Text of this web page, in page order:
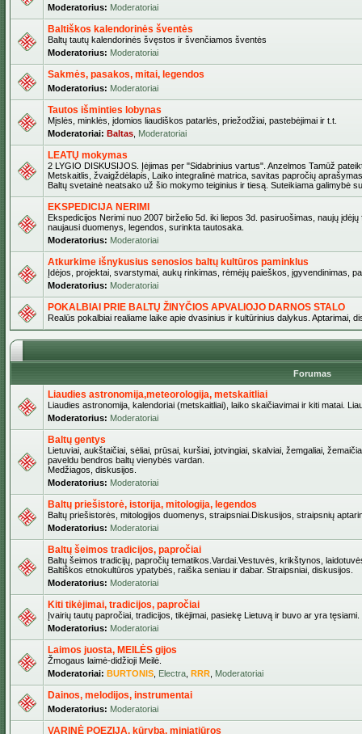
Moderatorius: Moderatoriai
Baltiškos kalendorinės šventės
Baltų tautų kalendorinės švęstos ir švenčiamos šventės
Moderatorius: Moderatoriai
Sakmės, pasakos, mitai, legendos
Moderatorius: Moderatoriai
Tautos išminties lobynas
Mįslės, minklės, įdomios liaudiškos patarlės, priežodžiai, pastebėjimai ir t.t.
Moderatoriai: Baltas Moderatoriai
LEATŲ mokymas
2 LYGIO DISKUSIJOS. Įėjimas per "Sidabrinius vartus". Anzelmos Tamūž
Metskaitlis, žvaigždėlapis, Laiko integralinė matrica, savitas papročių
Baltų svetainė neatsako už šio mokymo teiginius ir tiesą. Suteikiama galimybė
EKSPEDICIJA NERIMI
Ekspedicijos Nerimi nuo 2007 birželio 5d. iki liepos 3d. pasiruošimas, naujų
naujausi duomenys, legendos, surinkta tautosaka.
Moderatorius: Moderatoriai
Atkurkime išnykusius senosios baltų kultūros paminklus
Įdėjos, projektai, svarstymai, aukų rinkimas, rėmėjų paieškos, įgyvendinimas,
Moderatorius: Moderatoriai
POKALBIAI PRIE BALTŲ ŽINYČIOS APVALIOJO DARNOS STALO
Realūs pokalbiai realiame laike apie dvasinius ir kultūrinius dalykus. Aptarimai,
Forumas
Liaudies astronomija,meteorologija, metskaitliai
Liaudies astronomija, kalendoriai (metskaitliai), laiko skaičiavimai ir kiti matai.
Moderatorius: Moderatoriai
Baltų gentys
Lietuviai, aukštaičiai, sėliai, prūsai, kuršiai, jotvingiai, skalviai, žemgaliai,
paveldu bendros baltų vienybės vardan.
Medžiagos, diskusijos.
Moderatorius: Moderatoriai
Baltų priešistorė, istorija, mitologija, legendos
Baltų priešistorės, mitologijos duomenys, straipsniai.Diskusijos, straipsnių
Moderatorius: Moderatoriai
Baltų šeimos tradicijos, papročiai
Baltų šeimos tradicijų, papročių tematikos.Vardai.Vestuvės, krikštynos,
Baltiškos etnokultūros ypatybės, raiška seniau ir dabar. Straipsniai, diskusijos.
Moderatorius: Moderatoriai
Kiti tikėjimai, tradicijos, papročiai
Įvairių tautų papročiai, tradicijos, tikėjimai, pasiekę Lietuvą ir buvo ar yra tęsiami.
Moderatorius: Moderatoriai
Laimos juosta, MEILĖS gijos
Žmogaus laimė-didžioji Meilė.
Moderatoriai: BURTONIS Electra RRR Moderatoriai
Dainos, melodijos, instrumentai
Moderatorius: Moderatoriai
VARINĖ POEZIJA, kūryba, miniatiūros